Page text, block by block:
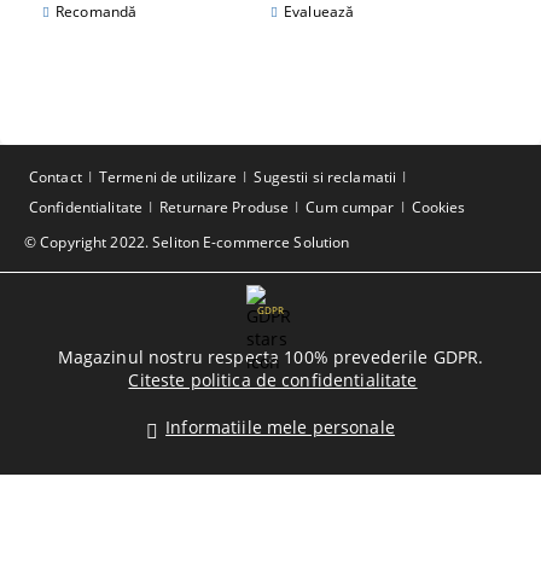
Recomandă Evaluează
© Copyright 2022. Seliton E-commerce Solution
Contact Termeni de utilizare
Sugestii si reclamatii
Confidentialitate
Returnare Produse Cum cumpar Cookies
GDPR
Magazinul nostru respecta 100% prevederile GDPR.
Citeste politica de confidentialitate
Informatiile mele personale